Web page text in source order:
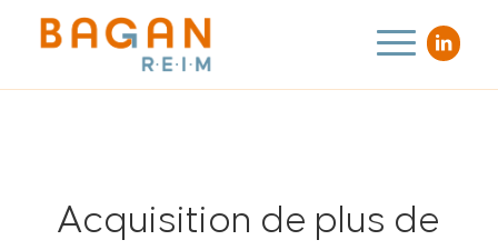
Acquisition de plus de